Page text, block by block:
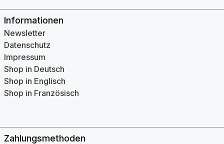
Informationen
Newsletter
Datenschutz
Impressum
Shop in Deutsch
Shop in Englisch
Shop in Französisch
Zahlungsmethoden